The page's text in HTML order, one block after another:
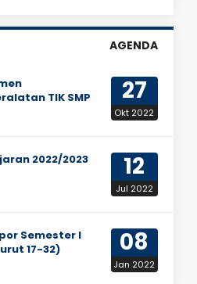
AGENDA
27
Okt 2022
TIK SMP
12
Jul 2022
2022/2023
08
Jan 2022
Semester I
17-32)